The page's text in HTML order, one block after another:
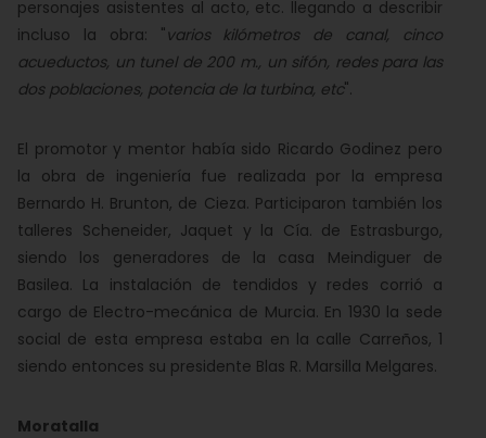
personajes asistentes al acto, etc. llegando a describir
incluso la obra: "varios kilómetros de canal, cinco
acueductos, un tunel de 200 m., un sifón, redes para las
dos poblaciones, potencia de la turbina, etc".
El promotor y mentor había sido Ricardo Godinez pero
la obra de ingeniería fue realizada por la empresa
Bernardo H. Brunton, de Cieza. Participaron también los
talleres Scheneider, Jaquet y la Cía. de Estrasburgo,
siendo los generadores de la casa Meindiguer de
Basilea. La instalación de tendidos y redes corrió a
cargo de Electro-mecánica de Murcia. En 1930 la sede
social de esta empresa estaba en la calle Carreños, 1
siendo entonces su presidente Blas R. Marsilla Melgares.
Moratalla